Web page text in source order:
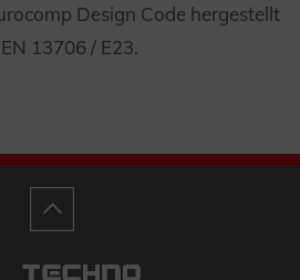
Design Code hergestellt
13706 / E23.